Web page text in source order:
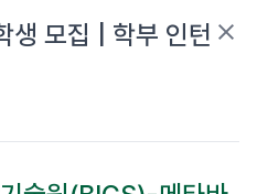
모집 | 학부 인턴